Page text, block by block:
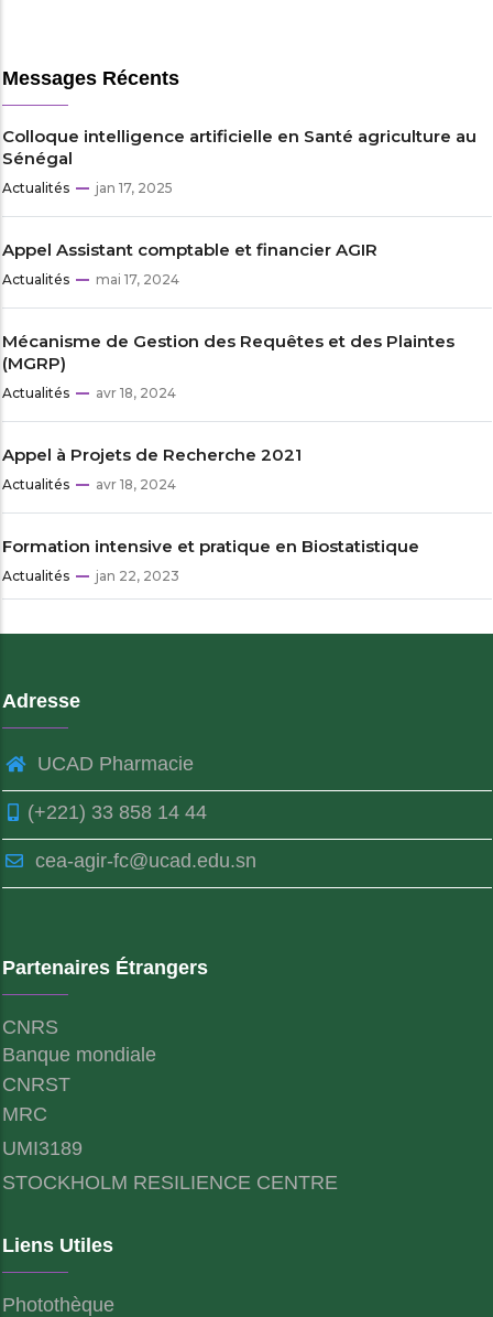
Messages Récents
Colloque intelligence artificielle en Santé agriculture au
Sénégal
Actualités jan 17, 2025
Appel Assistant comptable et financier AGIR
Actualités mai 17, 2024
Mécanisme de Gestion des Requêtes et des Plaintes
(MGRP)
Actualités avr 18, 2024
Appel à Projets de Recherche 2021
Actualités avr 18, 2024
Formation intensive et pratique en Biostatistique
Actualités jan 22, 2023
Adresse
UCAD Pharmacie
(+221) 33 858 14 44
cea-agir-fc@ucad.edu.sn
Partenaires Étrangers
CNRS
Banque mondiale
CNRST
MRC
UMI3189
STOCKHOLM RESILIENCE CENTRE
Liens Utiles
Photothèque